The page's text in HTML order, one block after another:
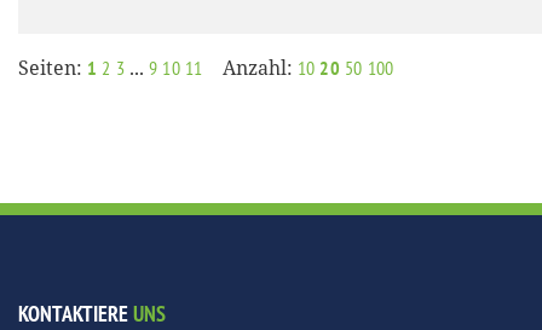
Seiten: 1 2 3 ... 9 10 11 Anzahl: 10 20 50 100
KONTAKTIEREUNS